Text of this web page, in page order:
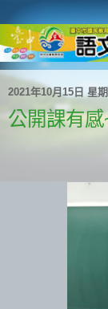
2021年10月15日 星
公開課有